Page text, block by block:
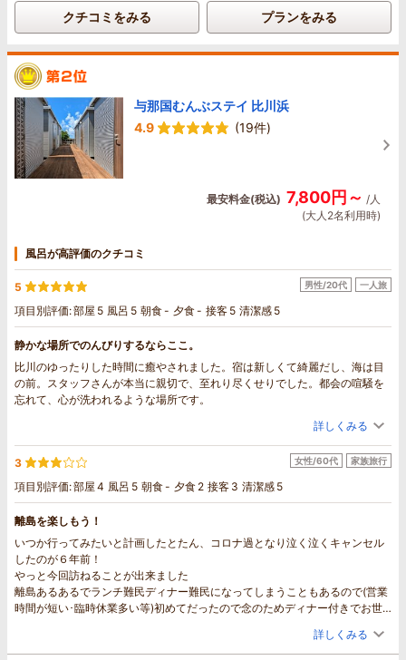
朝食もとても美味しくお腹いっぱいになりました。朝食付きがおすすめで
す！
い、夜とはまた違った絶景を見ることができ、本当に大満足です。到着後、
冷たいお水が用意されており、感動しました。
長々と書いてしまいましたが、心温まる素晴らしい旅になったこと、関わっ
ていただいたスタッフの皆様、本当にありがとうございました。また是非泊
まりたいと家族で話しております！
ろん、子どもにもジュースをいただけた心遣いがとても嬉しかったです。
また、宿泊中は夫の誕生日が近かったのですが、こちらからは何もお伝えし
感動しました。思いがけない心遣いがとても嬉しく、忘れられない思い出に
なりました。
プールではタオルや冷えたお水が用意されているだけでなく、浮き輪のレン
タルもあり、子ども連れにはとても助かりました。
設備の良さはもちろんですが、それ以上にスタッフの皆さん一人ひとりの細
やかな気配りや温かいおもてなしが印象的でした。家族みんなが「また泊ま
りたいね」と話すほど、大満足の滞在でした。沖縄へ行く際は、ぜひまた利
用させていただきたいと思います。本当にありがとうございました。
クチコミをみる プランをみる
与那国むんぶステイ 比川浜
4.9
(19件)
最安料金(税込) 7,800円～ /人
(大人2名利用時)
風呂が高評価のクチコミ
5
項目別評価:部屋 5 風呂 5 朝食- 夕食- 接客 5 清潔感 5
男性/20代 一人旅
静かな場所でのんびりするならここ。
比川のゆったりした時間に癒やされました。宿は新しくて綺麗だし、海は目
の前。スタッフさんが本当に親切で、至れり尽くせりでした。都会の喧騒を
忘れて、心が洗われるような場所です。
詳しくみる
3
項目別評価:部屋 4 風呂 5 朝食- 夕食 2 接客 3 清潔感 5
女性/60代 家族旅行
離島を楽しもう！
いつか行ってみたいと計画したとたん、コロナ過となり泣く泣くキャンセル
したのが６年前！
やっと今回訪ねることが出来ました
離島あるあるでランチ難民ディナー難民になってしまうこともあるので(営業
時間が短い･臨時休業多い等)初めてだったので念のためディナー付きでお世
ドクターコトーの診療所がお隣にあり、コトー先生世代の私は気分もあがり
詳しくみる